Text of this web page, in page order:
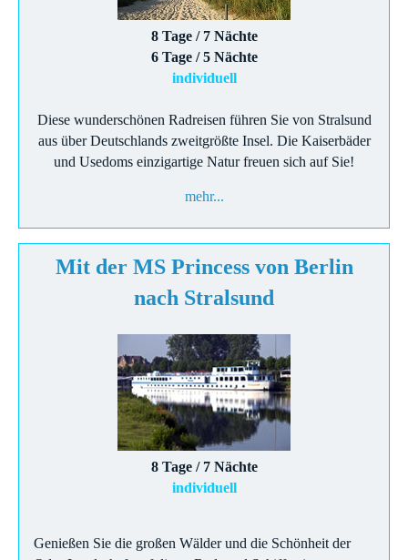
8 Tage / 7 Nächte
6 Tage / 5 Nächte
individuell
Diese wunderschönen Radreisen führen Sie von Stralsund
aus über Deutschlands zweitgrößte Insel. Die Kaiserbäder
und Usedoms einzigartige Natur freuen sich auf Sie!
mehr...
Mit der MS Princess von Berlin
nach Stralsund
8 Tage / 7 Nächte
individuell
Genießen Sie die großen Wälder und die Schönheit der